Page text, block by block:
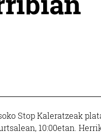
Stop Kaleratzeak
10:00etan.